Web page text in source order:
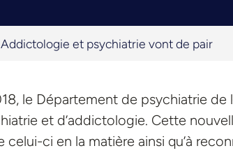
Addictologie et psychiatrie vont de pair
le Département de psychiatrie
et d’addictologie. Cette
celui-ci en la matière ainsi qu’à